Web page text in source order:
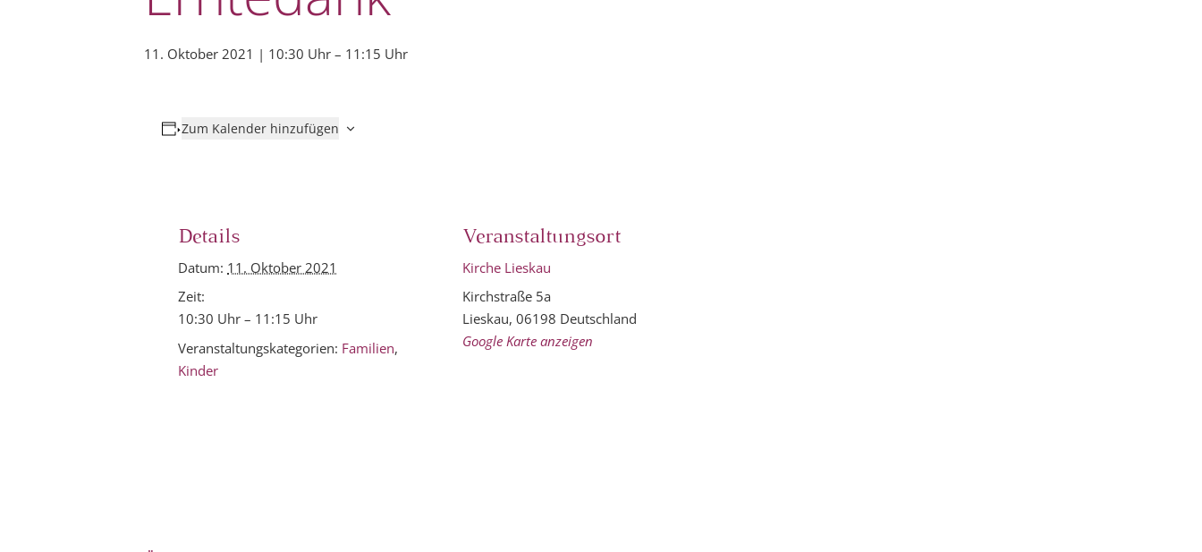
11. Oktober 2021 | 10:30 Uhr – 11:15 Uhr
Zum Kalender hinzufügen
Details
Datum: 11. Oktober 2021
Zeit:
10:30 Uhr – 11:15 Uhr
Veranstaltungskategorien: Familien,
Kinder
Veranstaltungsort
Kirche Lieskau
Kirchstraße 5a
Lieskau, 06198 Deutschland
Google Karte anzeigen